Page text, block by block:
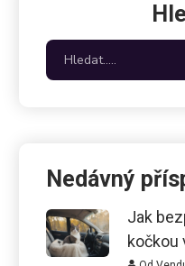
Nedávný
Jak
kočkou